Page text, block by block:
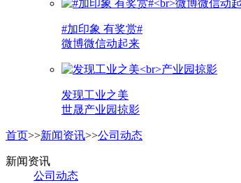
#加印象 有奖赏#
微博微信动起来
发现工业之美
世晟产业园掠影
首页>>新闻资讯>>公司动态
新闻资讯
公司动态